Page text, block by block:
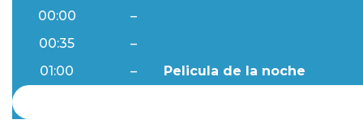
00:00 –
00:35
–
01:00
– Pelicula de la noche